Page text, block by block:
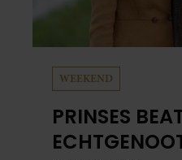
WEEKEND
PRINSES